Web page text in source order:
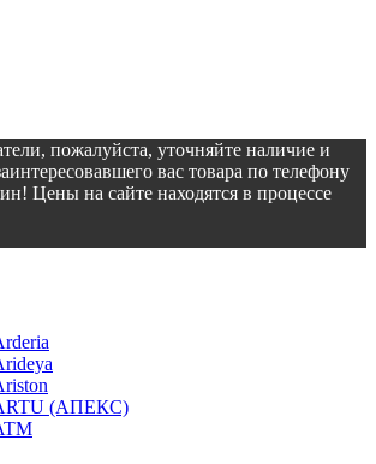
пожалуйста, уточняйте наличие и
вас товара по телефону
Цены на сайте находятся в процессе
(АПЕКС)